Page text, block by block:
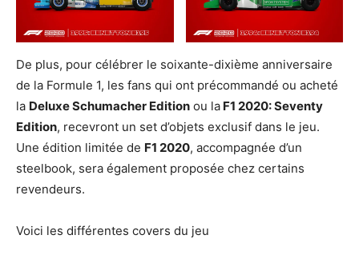
De plus, pour célébrer le soixante-dixième anniversaire
de la Formule 1, les fans qui ont précommandé ou acheté
la Deluxe Schumacher Edition ou la F1 2020: Seventy
Edition, recevront un set d’objets exclusif dans le jeu.
Une édition limitée de F1 2020, accompagnée d’un
steelbook, sera également proposée chez certains
revendeurs.
Voici les différentes covers du jeu